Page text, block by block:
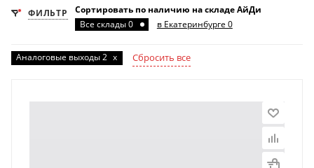
ФИЛЬТР
Сортировать по наличию на складе АйДи
Все склады 0
в Екатеринбурге 0
Аналоговые выходы 2 x Сбросить все